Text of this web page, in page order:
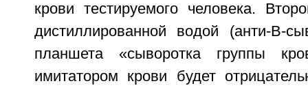
крови тестируемого человека.
дистиллированной водой (анти-B-
планшета «сыворотка группы
имитатором крови будет